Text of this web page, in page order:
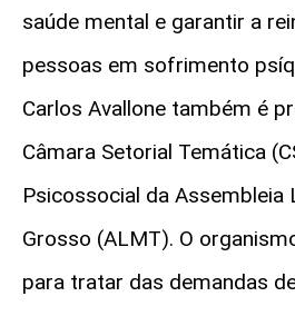
saúde mental e garantir a
pessoas em sofrimento
Carlos Avallone também é
Câmara Setorial Temática
Psicossocial da Assembleia
Grosso (ALMT). O
para tratar das demandas